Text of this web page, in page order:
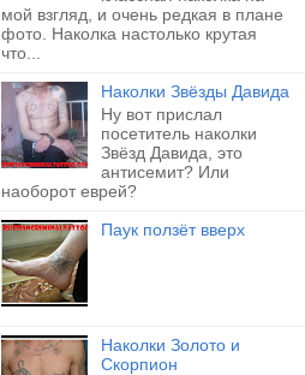
мой взгляд, и очень редкая в плане
фото. Наколка настолько крутая
что...
Наколки Звёзды Давида
Ну вот прислал
посетитель наколки
Звёзд Давида, это
антисемит? Или
наоборот еврей?
Паук ползёт вверх
Наколки Золото и
Скорпион